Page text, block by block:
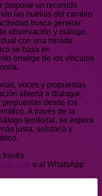
propone un recorrido
las huellas del cambio
busca generar
observación y diálogo,
con una mirada
se basa en
emerge de los vínculos
voces y propuestas
abierta a dialogar,
desde los
A través de la
territorial, se espera
justa, solidaria y
través
o al WhatsApp